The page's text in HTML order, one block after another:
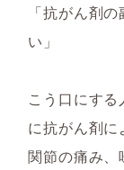
「抗がん剤
い」
こう口にす
に抗がん剤に
関節の痛み